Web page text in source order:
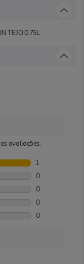
TEJO 0.75L